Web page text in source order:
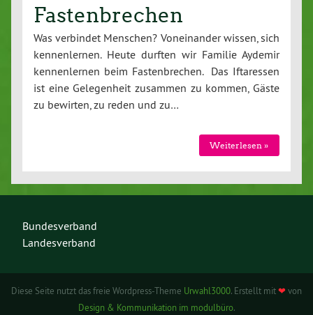
Fastenbrechen
Was verbindet Menschen? Voneinander wissen, sich
kennenlernen. Heute durften wir Familie Aydemir
kennenlernen beim Fastenbrechen. Das Iftaressen
ist eine Gelegenheit zusammen zu kommen, Gäste
zu bewirten, zu reden und zu…
Weiterlesen »
Bundesverband
Landesverband
Diese Seite nutzt das freie Wordpress-Theme Urwahl3000. Erstellt mit❤ von
Design & Kommunikation im modulbüro.